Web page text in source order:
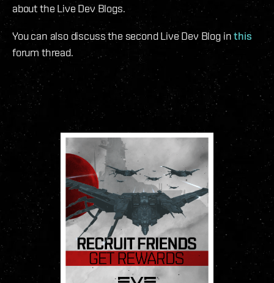
about the Live Dev Blogs.
You can also discuss the second Live Dev Blog inthis
forum thread.